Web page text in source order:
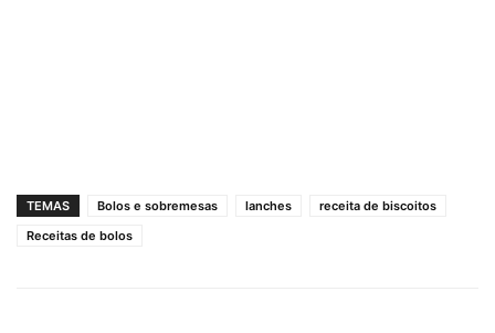
TEMAS Bolos e sobremesas lanches
receita de biscoitos
Receitas de bolos